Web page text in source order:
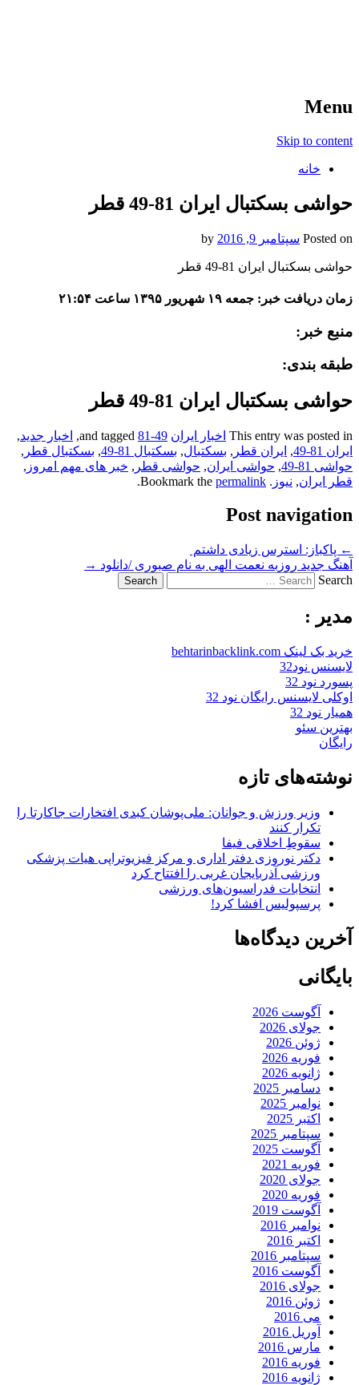
Menu
Skip to content
خانه
حواشی بسکتبال ایران 81-49 قطر
Posted on سپتامبر 9, 2016
حواشی بسکتبال ایران 81-49 قطر
زمان دریافت خبر: جمعه ۱۹ شهریور ۱۳۹۵ ساعت ۲۱:۵۴
منبع خبر:
طبقه بندی:
حواشی بسکتبال ایران 81-49 قطر
This entry was posted in اخبار ایران 81-49
, اخبار جدید,
ایران 81-49
, ایران قطر , بسکتبال, بسکتبال 81-49 , بسکتبال قطر ,
حواشی 81-49
, حواشی ایران, حواشی قطر , خبر های مهم امروز ,
قطر ایران, نیوز . Bookmark the
permalink
.
Post navigation
← پاکباز: استرس زیادی داشتم
آهنگ جدید روزبه نعمت الهی به نام صبوری /دانلود →
Search
مدیر :
خرید بک لینک behtarinbacklink.com
لایسنس نود32
پسورد نود 32
اوکلی لایسنس رایگان نود 32
همیار نود 32
بهترین سئو
رایگان
نوشته‌های تازه
وزیر ورزش و جوانان: ملی‌پوشان کبدی افتخارات جاکارتا را
تکرار کنند
سقوطِ اخلاقی فیفا
دکتر نوروزی دفتر اداری و مرکز فیزیوتراپی هیات پزشکی
ورزشی آذربایجان غربی را افتتاح کرد
انتخابات فدراسیون‌های ورزشی
پرسپولیس افشا کرد!
آخرین دیدگاه‌ها
بایگانی
آگوست 2026
جولای 2026
ژوئن 2026
فوریه 2026
ژانویه 2026
دسامبر 2025
نوامبر 2025
اکتبر 2025
سپتامبر 2025
آگوست 2025
فوریه 2021
جولای 2020
فوریه 2020
آگوست 2019
نوامبر 2016
اکتبر 2016
سپتامبر 2016
آگوست 2016
جولای 2016
ژوئن 2016
می 2016
آوریل 2016
مارس 2016
فوریه 2016
ژانویه 2016